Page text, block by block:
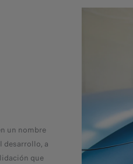
un nombre
desarrollo, a
que